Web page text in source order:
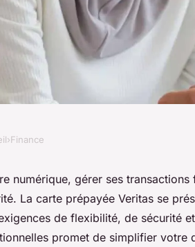
et de
›Finance
numérique, gérer ses
La carte prépayée Veritas se
de flexibilité, de sécurité
promet de simplifier votre